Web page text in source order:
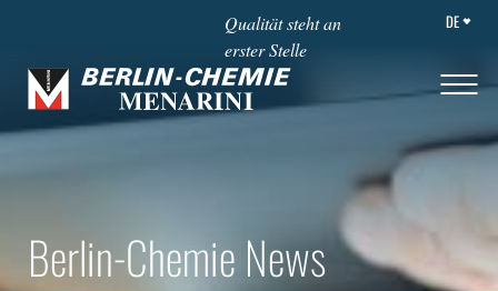
Qualität steht an
erster Stelle
DE
Berlin-Chemie News